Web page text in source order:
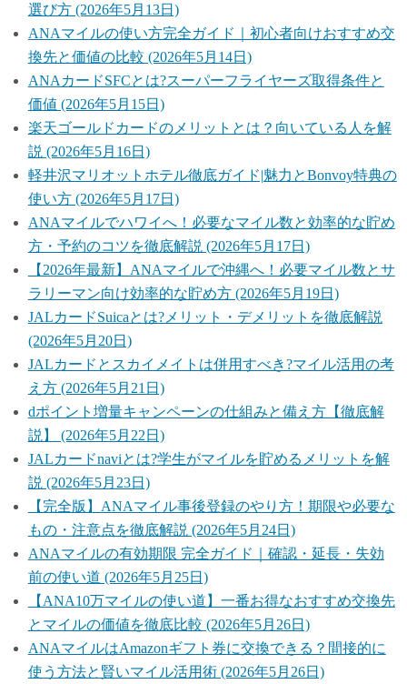
選び方 (2026年5月13日)
ANAマイルの使い方完全ガイド｜初心者向けおすすめ交
換先と価値の比較 (2026年5月14日)
ANAカードSFCとは?スーパーフライヤーズ取得条件と
価値 (2026年5月15日)
楽天ゴールドカードのメリットとは？向いている人を解
説 (2026年5月16日)
軽井沢マリオットホテル徹底ガイド|魅力とBonvoy特典の
使い方 (2026年5月17日)
ANAマイルでハワイへ！必要なマイル数と効率的な貯め
方・予約のコツを徹底解説 (2026年5月17日)
【2026年最新】ANAマイルで沖縄へ！必要マイル数とサ
ラリーマン向け効率的な貯め方 (2026年5月19日)
JALカードSuicaとは?メリット・デメリットを徹底解説
(2026年5月20日)
JALカードとスカイメイトは併用すべき?マイル活用の考
え方 (2026年5月21日)
dポイント増量キャンペーンの仕組みと備え方【徹底解
説】 (2026年5月22日)
JALカードnaviとは?学生がマイルを貯めるメリットを解
説 (2026年5月23日)
【完全版】ANAマイル事後登録のやり方！期限や必要な
もの・注意点を徹底解説 (2026年5月24日)
ANAマイルの有効期限 完全ガイド｜確認・延長・失効
前の使い道 (2026年5月25日)
【ANA10万マイルの使い道】一番お得なおすすめ交換先
とマイルの価値を徹底比較 (2026年5月26日)
ANAマイルはAmazonギフト券に交換できる？間接的に
使う方法と賢いマイル活用術 (2026年5月26日)